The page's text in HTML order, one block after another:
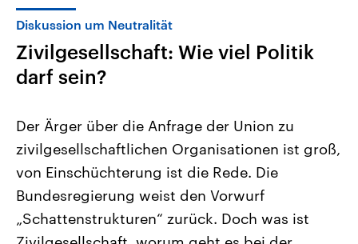
Themen
Landtagswahl Sachsen-Anhalt
2026
Alle Informationen
Sachsen-Anhalt wählt am 6.
September 2026 einen neuen
Landtag. Seit 2021 wird das
Bundesland von einer Koalition aus
USA
Aktuelle Beiträge,
Hintergründe
Wirtschaftlich und
gehören die Vereinigten
den mächtigsten Ländern
mit großem Einfluss auf
Diskussion um Neutralität
Zivilgesellschaft: Wie viel Politik
darf sein?
Der Ärger über die Anfrage der Union zu
zivilgesellschaftlichen Organisationen ist groß,
von Einschüchterung ist die Rede. Die
Bundesregierung weist den Vorwurf
„Schattenstrukturen“ zurück. Doch was ist